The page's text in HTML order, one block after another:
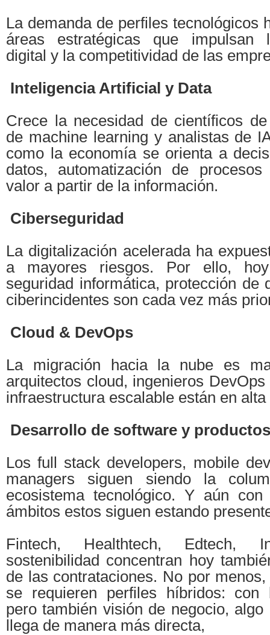
La demanda de perfiles tecnológicos
áreas estratégicas que impulsan
digital y la competitividad de las
Inteligencia Artificial y Data
Crece la necesidad de científicos
de machine learning y analistas de
como la economía se orienta a
datos, automatización de
valor a partir de la información.
Ciberseguridad
La digitalización acelerada ha
a mayores riesgos. Por ello,
seguridad informática, protección de
ciberincidentes son cada vez más
Cloud & DevOps
La migración hacia la nube es
arquitectos cloud, ingenieros
infraestructura escalable están en
Desarrollo de software y
Los full stack developers, mobile
managers siguen siendo la
ecosistema tecnológico. Y aún
ámbitos estos siguen estando
Fintech, Healthtech, Edtech,
sostenibilidad concentran hoy
de las contrataciones. No por
se requieren perfiles híbridos: con
pero también visión de negocio,
llega de manera más directa,